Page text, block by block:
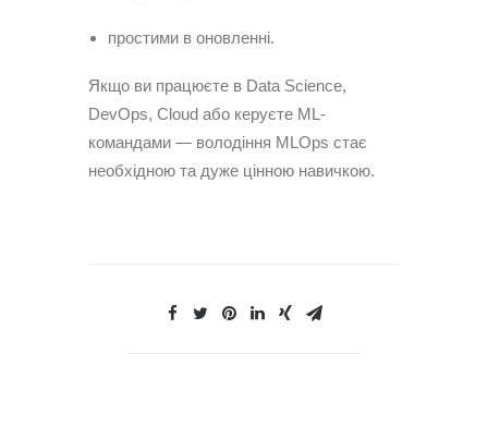
простими в оновленні.
Якщо ви працюєте в Data Science,
DevOps, Cloud або керуєте ML-
командами — володіння MLOps стає
необхідною та дуже цінною навичкою.